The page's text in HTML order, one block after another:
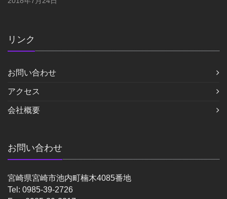
リンク
お問い合わせ
アクセス
会社概要
お問い合わせ
宮崎県宮崎市池内町楠木4085番地
Tel: 0985-39-2726